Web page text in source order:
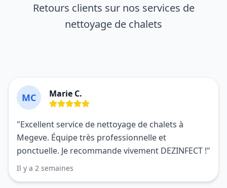
Retours clients sur nos services de
nettoyage de chalets
MC Marie C.
"Excellent service de nettoyage de chalets à
Megeve. Équipe très professionnelle et
ponctuelle. Je recommande vivement DEZINFECT !"
Il y a 2 semaines